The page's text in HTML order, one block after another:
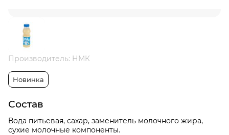
Производитель: НМК
Новинка
Состав
Вода питьевая, сахар, заменитель молочного жира,
сухие молочные компоненты.